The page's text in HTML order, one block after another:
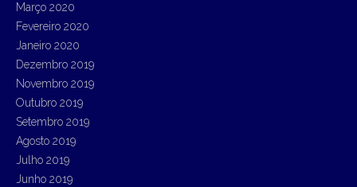
Março 2020
Fevereiro 2020
Janeiro 2020
Dezembro 2019
Novembro 2019
Outubro 2019
Setembro 2019
Agosto 2019
Julho 2019
Junho 2019